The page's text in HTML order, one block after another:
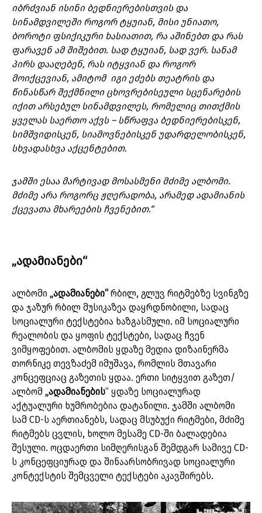
იბრძვიან ისინი ბედნიერებისთვის და
სინამდვილეში როგორ ტყუიან, მისი უნიათო,
ბოროტი ფსიქიკური ხასიათით, რა აშინებთ და რას
ფარავენ ამ შიშებით. სად ტყუიან, სად ვერ. სანამ
პირს დააღებენ, რას იტყვიან და როგორ
მოიქცევიან, ამიტომ იგი ეძებს თეატრის და
წინასწარ შექმნილი ცხოვრებისეული სცენარების
იქით არსებულ სინამდვილეს, რომელიც თითქმის
ყველას საერთო აქვს – სწრაფვა ბედნიერებისკენ,
სიმშვიდისკენ, სიამოვნებისკენ უდარდელობისკენ,
სხვადასხვა აქცენტებით.
ჯამში ესაა მარტივად მოსასმენი მძიმე ალბომი.
მძიმე არა როგორც ჟღერადობა, არამედ ადამიანის
ქცევათა მხარეების ჩვენებით.“
„ადამიანები“
ალბომი „ადამიანები“ რბილ, გლუვ რიტმებზე სვინგზე
და ჯაზურ რბილ მუსიკაზეა დაყრდნობილი, სადაც
სოციალური ტექსტებია ხაზგასმული. იმ სოციალური
რეალობის და ყოფის ტექსტები, სადაც ჩვენ
ვიმყოფებით. ალბომის ყდაზე მედია დიზაინერმა
თორნიკე თევზაძემ იმუშავა, რომლის მთავარი
კონცეფციაც გაზეთის ყდაა. ერთი სიტყვით გაზეთ/
ალბომ „ადამიანების“ ყდაზე სოციალურად
აქტუალური ხუმრობებია დატანილი. ჯამში ალბომი
სამ CD-ს აერთიანებს, სადაც მსუბუქი რიტმები, მძიმე
რიტმებს ცვლის, ხოლო მესამე СD-ში ბალადებია
შესული. ოცდაერთი სიმღერისგან შემდგარ სამივე СD-
ს კონცეფციურად და შინაარსობრივად სოციალური
კონტექსტის შემცველი ტექსტები აკავშირებს.